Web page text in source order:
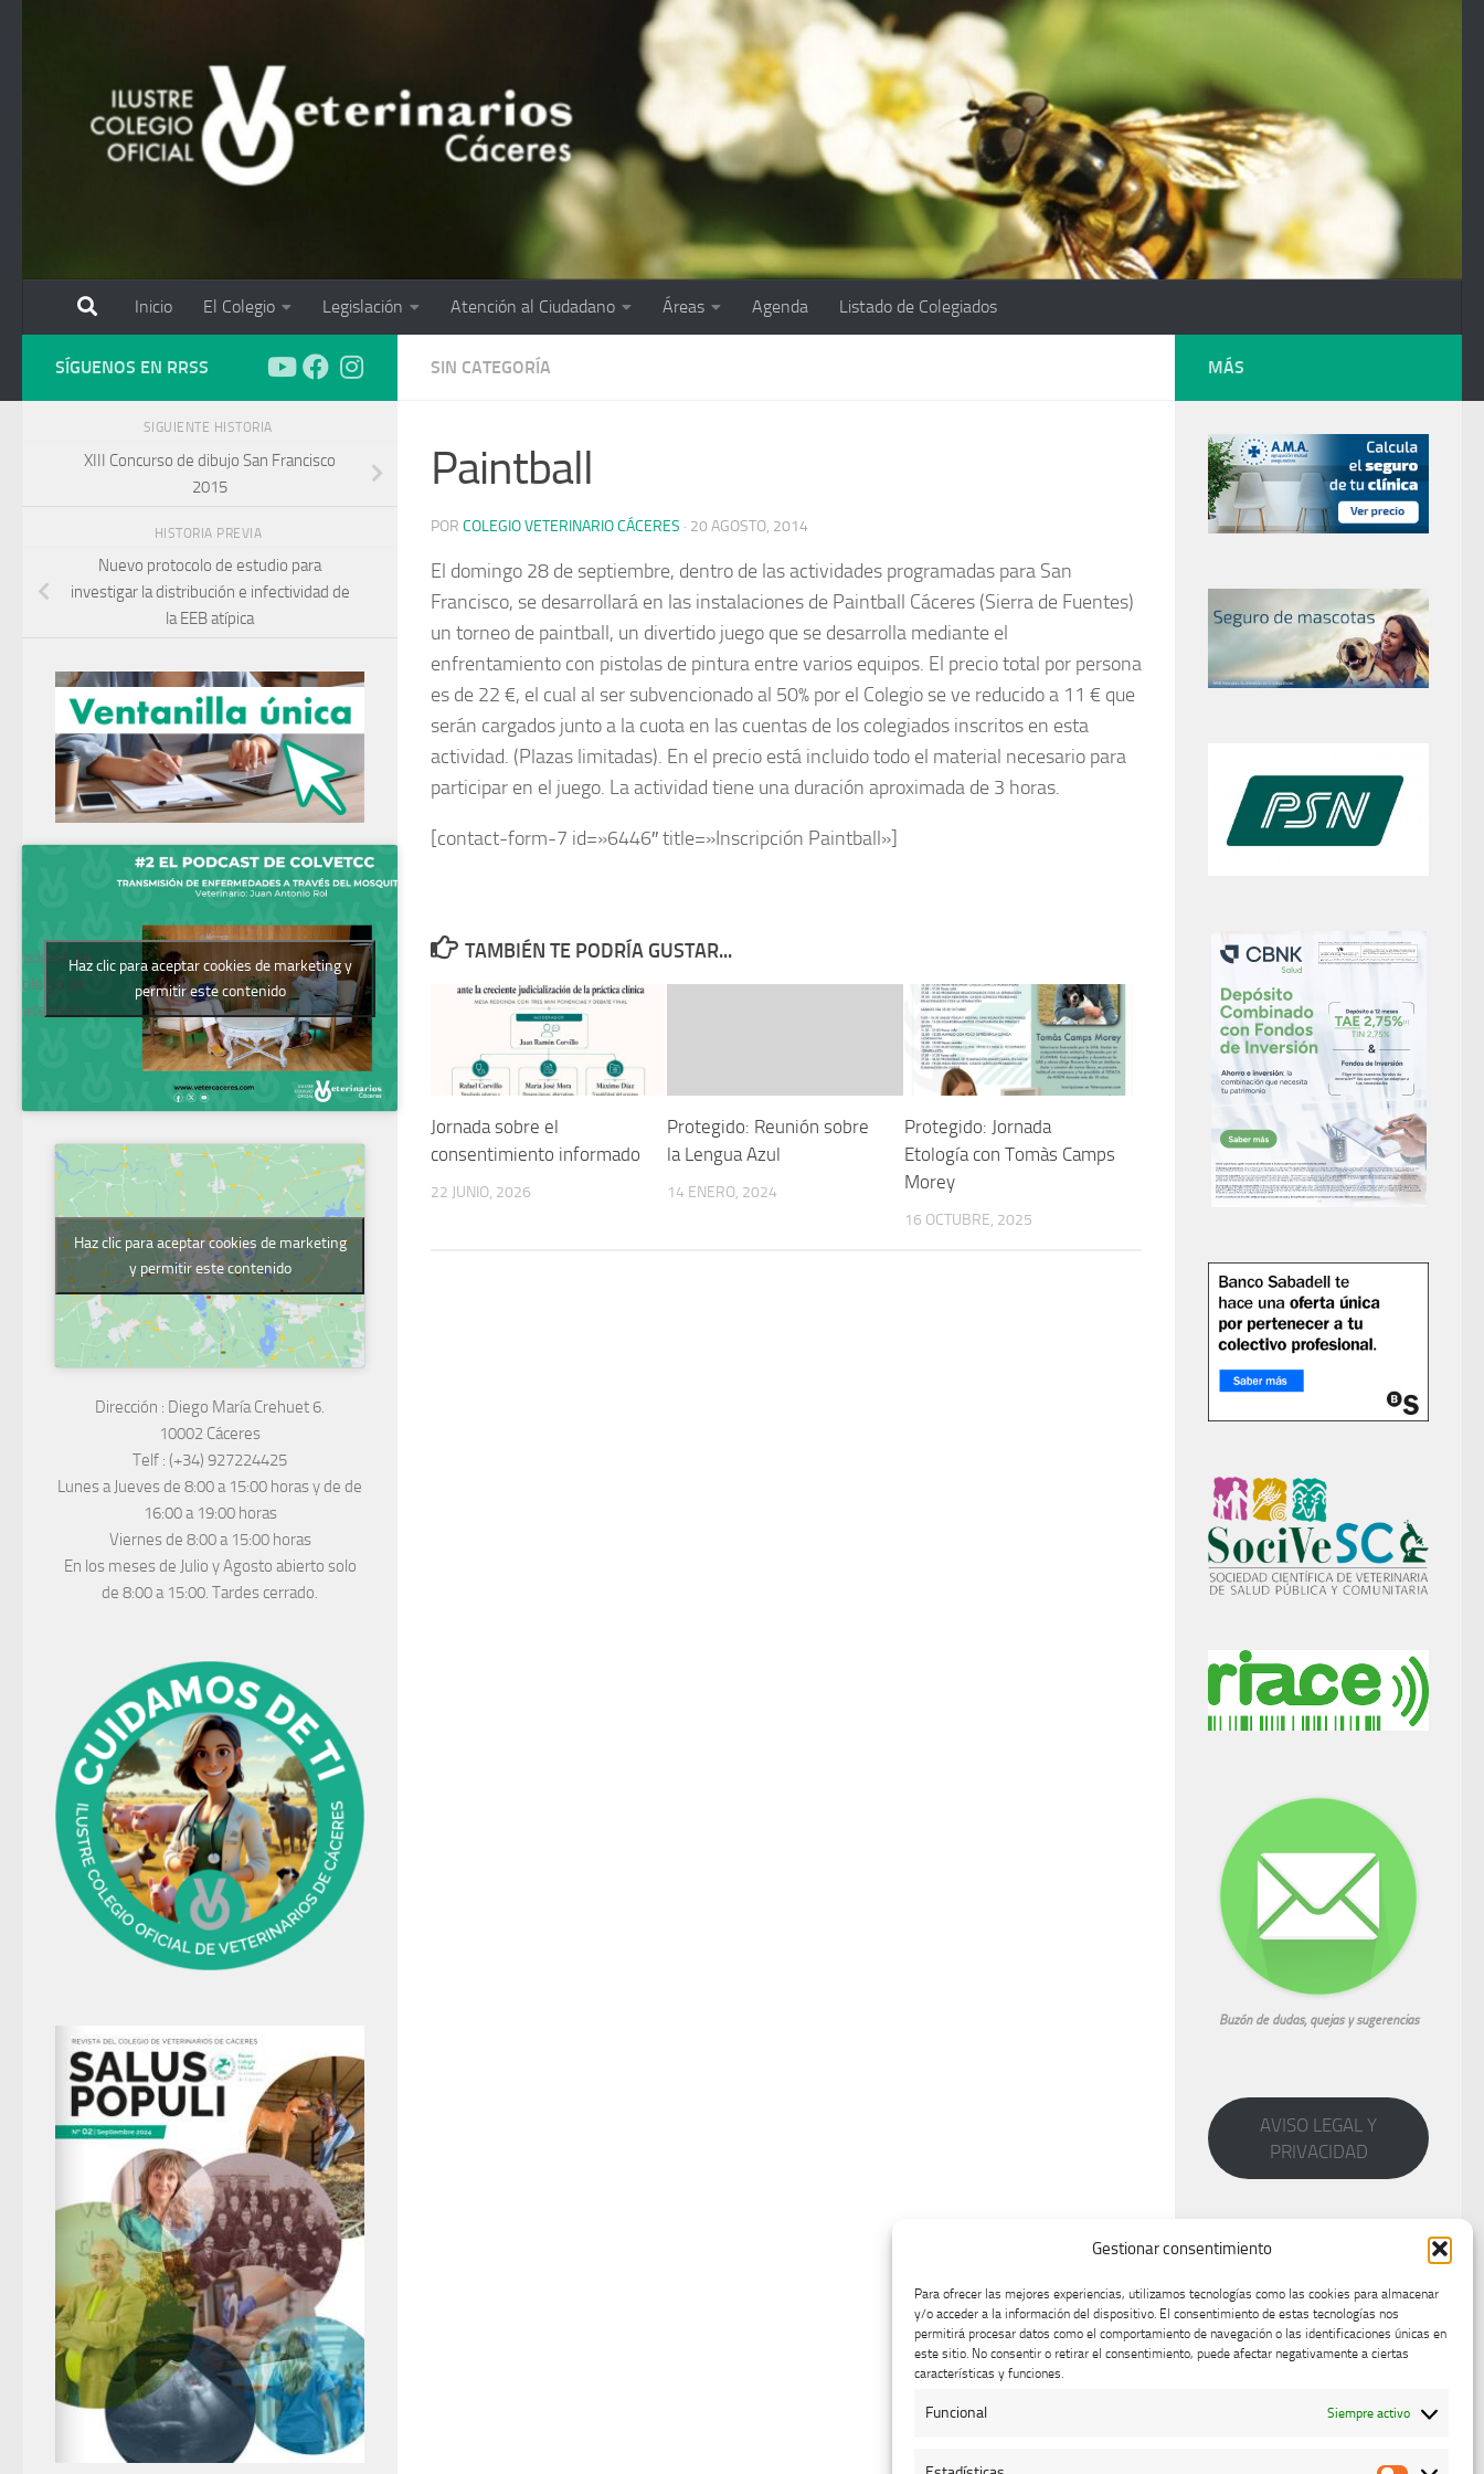
Gestionar consentimiento
Para ofrecer las mejores experiencias, utilizamos tecnologías como las cookies para almacenar
y/o acceder a la información del dispositivo. El consentimiento de estas tecnologías nos
permitirá procesar datos como el comportamiento de navegación o las identificaciones únicas en
este sitio. No consentir o retirar el consentimiento, puede afectar negativamente a ciertas
características y funciones.
Funcional Siempre activo
Inicio El Colegio Legislación Atención al Ciudadano Áreas Agenda Listado de Colegiados
SIN CATEGORÍA
Paintball
POR COLEGIO VETERINARIO CÁCERES · 20 AGOSTO, 2014
El domingo 28 de septiembre, dentro de las actividades programadas para San
Francisco, se desarrollará en las instalaciones de Paintball Cáceres (Sierra de Fuentes)
un torneo de paintball, un divertido juego que se desarrolla mediante el
enfrentamiento con pistolas de pintura entre varios equipos. El precio total por persona
es de 22 €, el cual al ser subvencionado al 50% por el Colegio se ve reducido a 11 € que
serán cargados junto a la cuota en las cuentas de los colegiados inscritos en esta
actividad. (Plazas limitadas). En el precio está incluido todo el material necesario para
participar en el juego. La actividad tiene una duración aproximada de 3 horas.
[contact-form-7 id=»6446″ title=»Inscripción Paintball»]
TAMBIÉN TE PODRÍA GUSTAR...
Jornada sobre el
consentimiento informado
22 JUNIO, 2026
Protegido: Reunión sobre
la Lengua Azul
14 ENERO, 2024
Protegido: Jornada
Etología con Tomàs Camps
Morey
16 OCTUBRE, 2025
SÍGUENOS EN RRSS
SIGUIENTE HISTORIA
XIII Concurso de dibujo San Francisco
2015
HISTORIA PREVIA
Nuevo protocolo de estudio para
investigar la distribución e infectividad de
la EEB atípica
Podcast del
Colegio de
Veterinarios
Haz clic para aceptar cookies de marketing y
permitir este contenido
Haz clic para aceptar cookies de marketing
y permitir este contenido
Dirección : Diego María Crehuet 6.
10002 Cáceres
Telf : (+34) 927224425
Lunes a Jueves de 8:00 a 15:00 horas y de de
16:00 a 19:00 horas
Viernes de 8:00 a 15:00 horas
En los meses de Julio y Agosto abierto solo
de 8:00 a 15:00. Tardes cerrado.
MÁS
Buzón de dudas, quejas y sugerencias
AVISO LEGAL Y
PRIVACIDAD